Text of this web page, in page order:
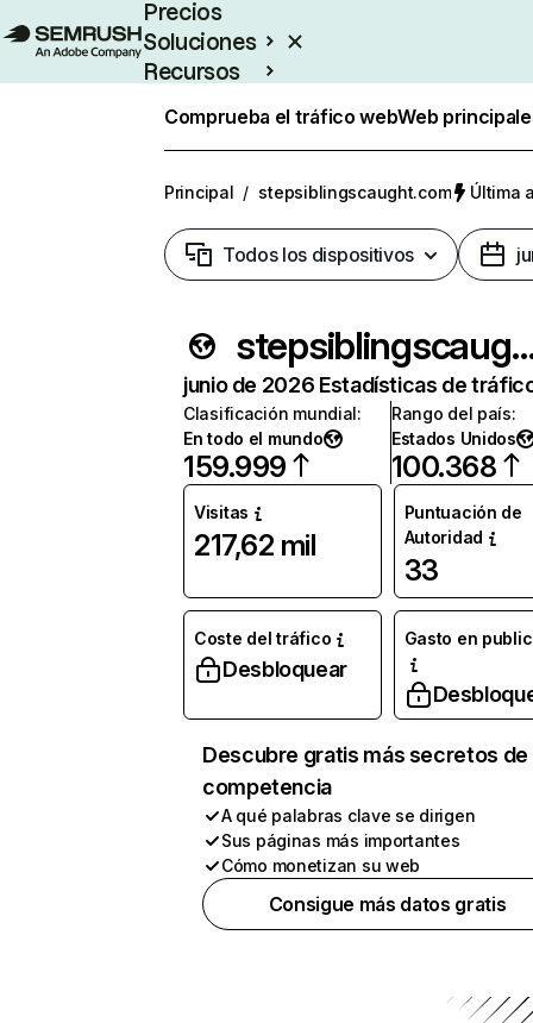
Precios
Soluciones
Recursos
Comprueba el tráfico webWeb
Principal / stepsiblingscaught.com Última
Todos los dispositivos
junio de 2026 Estadísticas de
Clasificación mundial:
En todo el mundo
159.999
Rango del país:
Estados Unidos
100.368
Visitas
217,62 mil
Puntuación de
Autoridad
33
Coste del tráfico
Desbloquear
Gasto en
Descubre gratis más secretos de
competencia
A qué palabras clave se dirigen
Sus páginas más importantes
Cómo monetizan su web
Consigue más datos gratis